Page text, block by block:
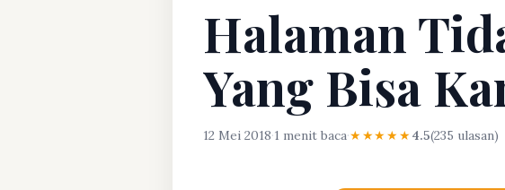
Halaman
Yang Bisa
12 Mei 2018·1 menit baca·★★★★★4.5(235 ulasan)